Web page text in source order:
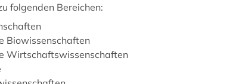
folgenden Bereichen:
Biowissenschaften
Wirtschaftswissenschaften